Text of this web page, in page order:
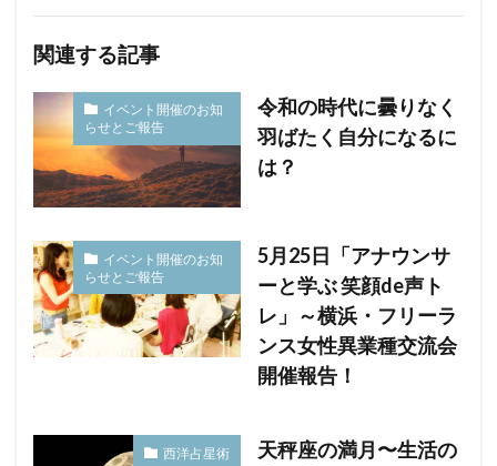
関連する記事
イベント開催のお知
らせとご報告
令和の時代に曇りなく
羽ばたく自分になるに
は？
イベント開催のお知
らせとご報告
5月25日「アナウンサ
ーと学ぶ 笑顔de声ト
レ」～横浜・フリーラ
ンス女性異業種交流会
開催報告！
西洋占星術
天秤座の満月〜生活の